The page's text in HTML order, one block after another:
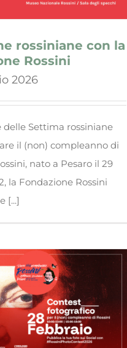
rossiniane con la
Rossini
2026
delle Settima rossiniane
il (non) compleanno di
nato a Pesaro il 29
la Fondazione Rossini
[...]